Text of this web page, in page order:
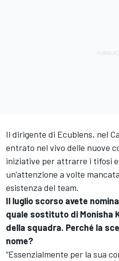
Il dirigente di Ecublens, nel
entrato nel vivo delle nuove
iniziative per attrarre i tifosi
un’attenzione a volte
esistenza del team.
Il luglio scorso avete
quale sostituto di Monisha
della squadra. Perché la
nome?
“Essenzialmente per la sua